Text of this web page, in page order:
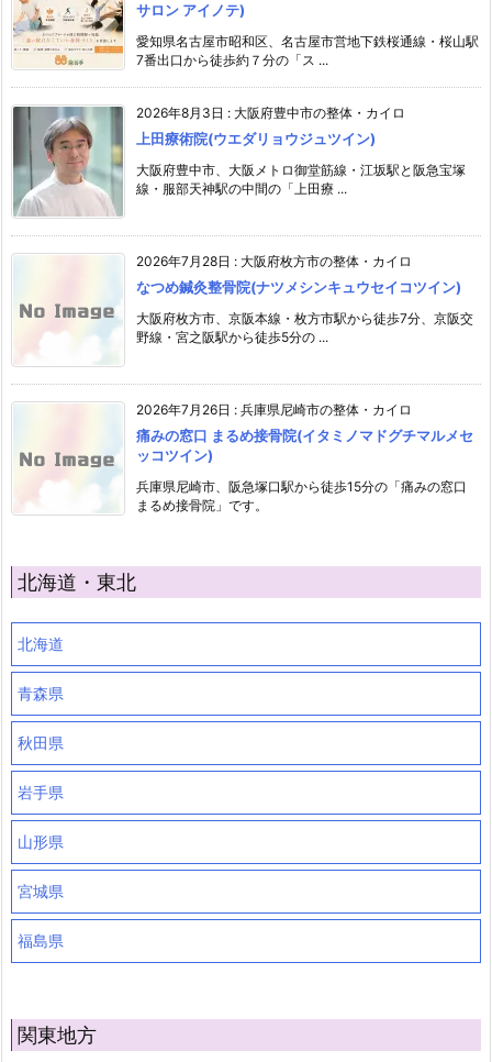
サロン アイノテ)
愛知県名古屋市昭和区、名古屋市営地下鉄桜通線・桜山駅
7番出口から徒歩約７分の「ス ...
2026年8月3日 : 大阪府豊中市の整体・カイロ
上田療術院(ウエダリョウジュツイン)
大阪府豊中市、大阪メトロ御堂筋線・江坂駅と阪急宝塚
線・服部天神駅の中間の「上田療 ...
2026年7月28日 : 大阪府枚方市の整体・カイロ
なつめ鍼灸整骨院(ナツメシンキュウセイコツイン)
大阪府枚方市、京阪本線・枚方市駅から徒歩7分、京阪交
野線・宮之阪駅から徒歩5分の ...
2026年7月26日 : 兵庫県尼崎市の整体・カイロ
痛みの窓口 まるめ接骨院(イタミノマドグチマルメセ
ッコツイン)
兵庫県尼崎市、阪急塚口駅から徒歩15分の「痛みの窓口
まるめ接骨院」です。
北海道・東北
北海道
青森県
秋田県
岩手県
山形県
宮城県
福島県
関東地方